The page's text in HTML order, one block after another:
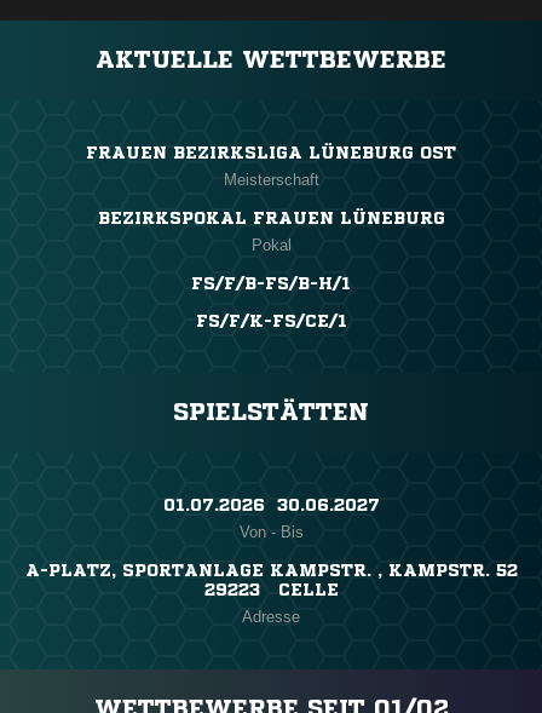
AKTUELLE WETTBEWERBE
FRAUEN BEZIRKSLIGA LÜNEBURG OST
Meisterschaft
BEZIRKSPOKAL FRAUEN LÜNEBURG
Pokal
FS/F/B-FS/B-H/1
FS/F/K-FS/CE/1
SPIELSTÄTTEN
01.07.2026 ​ 30.06.2027
Von - Bis
A-PLATZ, SPORTANLAGE KAMPSTR. , KAMPSTR. 52
29223 CELLE
Adresse